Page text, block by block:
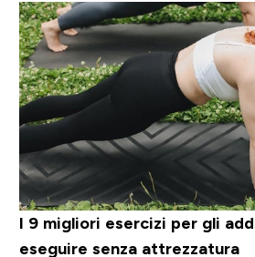
I 9 migliori esercizi per gli
eseguire senza attrezzatura